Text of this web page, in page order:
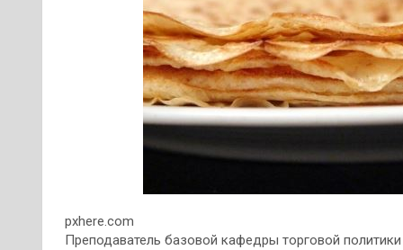
pxhere.com
Преподаватель базовой кафедры торговой